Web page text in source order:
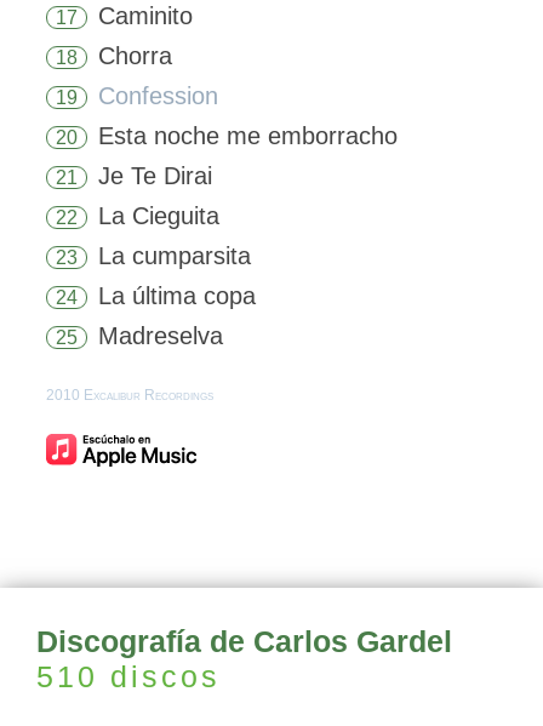
17 Caminito
18 Chorra
19 Confession
20 Esta noche me emborracho
21 Je Te Dirai
22 La Cieguita
23 La cumparsita
24 La última copa
25 Madreselva
2010 Excalibur Recordings
Discografía de Carlos Gardel
510 discos